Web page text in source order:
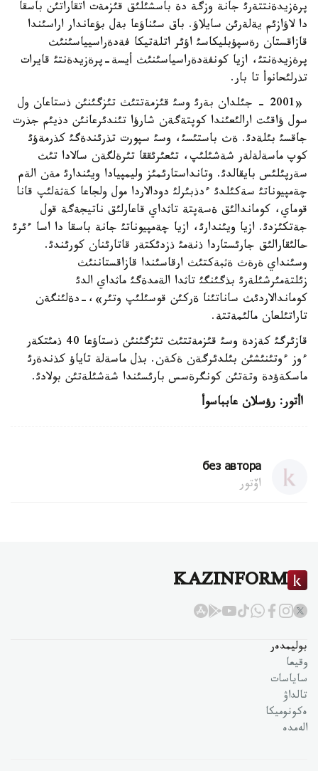
پرةزيدةنتتةرئ جانة وزگة دة باسشئلئق قئزمةت اتقاراتئن باسقا
دا لاؤازئم يةلةرئن سايلاؤ. باق سئناؤعا بةل بؤعاندار اراسئندا
قازاقستان رةسپؤبليكاسئ اؤئر اتلةتيكا فةدةراسيياسئنئث
پرةزيدةنتئ، ازيا كونفةدةراسياسئنئث أيسة-پرةزيدةنتئ قايرات
تذرلئحانوأ تا بار.
«2001 - جئلدان بةرئ وسئ قئزمةتتئث تئزگئنئن ذستاعان ول
سول ؤاقئت ارالئعئندا كوپتةگةن شارؤا تئندئرعانئن دذيئم جذرت
جاقسئ بئلةدئ. ةث باستئسئ، وسئ سپورت تذرئندةگئ كذرمةؤئ
كوپ ماسةلةلةر شةشئلئپ، تئعئرئققا تئرةلگةن سالادا تئث
سةرپئلئس بايقالدئ. وتانداستارئمئز وليمپيادا ويئندارئ مةن الةم
چةمپيوناتئ سةكئلدئ ءدذبئرلئ دودالاردا مول ولجاعا كةثةلئپ قانا
قوماي، كوماندالئق ةسةپتة تاثداي قاعارلئق ناتيجةگة قول
جةتكئزدئ. ازيا ويئندارئ، ازيا چةمپيوناتئ جانة باسقا دا اسا ءئرئ
حالئقارالئق جارئستاردا ذنةمئ ذزدئكتةر قاتارئنان كورئندئ.
وسئنداي ةرةث ةثبةكتئث ارقاسئندا قازاقستاننئث
زئلتةمئرشئلةرئ بذگئنگئ تاثدا الةمدةگئ ماثداي الدئ
كوماندالاردئث ساناتئنا ةركئن قوسئلئپ وتئر»،-دةلئنگةن
تاراتئلعان مالئمةتتة.
قازئرگئ كةزدة وسئ قئزمةتتئث تئزگئنئن ذستاؤعا 40 ذمئتكةر
ءوز ءوتئنئشئن بئلدئرگةن ةكةن. بذل ماسةلة تاياؤ كذندةرئ
ماسكةؤدة وتةتئن كونگرةسس بارئسئندا شةشئلةتئن بولادئ.
اأتور: رؤسلان عابباسوأ
без автора
اۆتور
KAZINFORM
بوليمدەر
وقيعا
ساياسات
تالداۋ
ەكونوميكا
الەمدە